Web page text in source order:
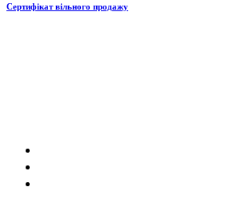
Сертифікат вільного продажу